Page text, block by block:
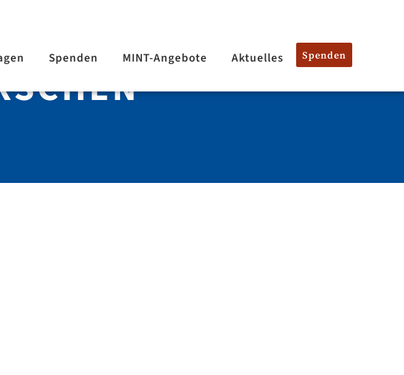
Spenden MINT-Angebote Aktuelles Spenden